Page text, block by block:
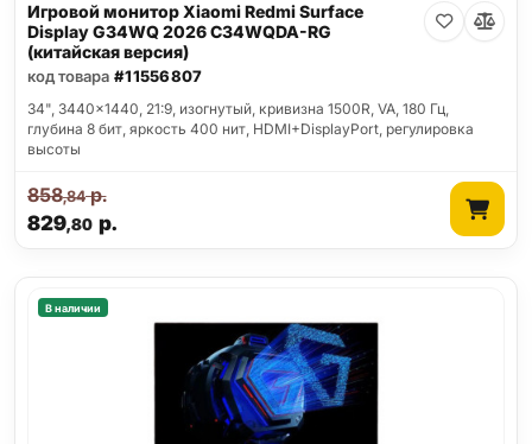
Игровой монитор Xiaomi Redmi Surface
Display G34WQ 2026 C34WQDA-RG
(китайская версия)
код товара #11556807
34", 3440x1440, 21:9, изогнутый, кривизна 1500R, VA, 180 Гц,
глубина 8 бит, яркость 400 нит, HDMI+DisplayPort, регулировка
высоты
829,80р.
858,84р.
В наличии